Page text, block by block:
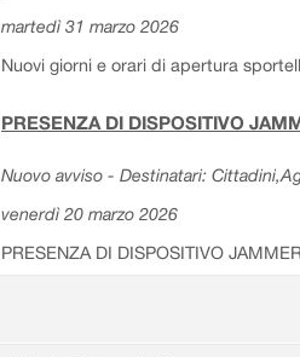
martedì 31 marzo 2026
Nuovi giorni e orari di apertura
PRESENZA DI DISPOSITIVO
Nuovo avviso - Destinatari:
venerdì 20 marzo 2026
PRESENZA DI DISPOSITIVO